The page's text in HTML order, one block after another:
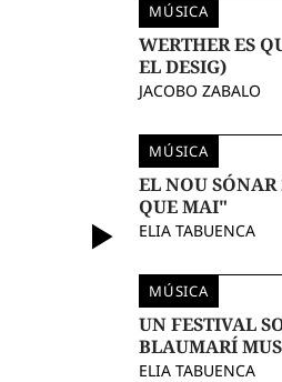
MÚSICA
WERTHER ES
EL DESIG)
JACOBO ZABALO
MÚSICA
EL NOU SÓNAR
QUE MAI"
ELIA TABUENCA
MÚSICA
UN FESTIVAL
BLAUMARÍ
ELIA TABUENCA